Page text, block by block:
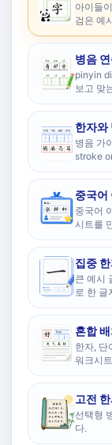
아이들
검은 예
병음
pinyin
보고 맞
한자와
병음 가
stroke
중국어
중국어
시트를
집중
큰 예시
로 한 글
혼합
한자, 단
워크시
고전
선택형
다.